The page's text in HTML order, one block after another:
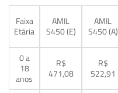
Faixa
Etária
AMIL
S450 (E)
AMIL
S450 (A)
0 a
18
anos
R$
471,08
R$
522,91